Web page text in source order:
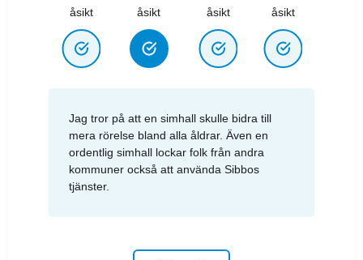
åsikt
åsikt
åsikt
åsikt
Jag tror på att en simhall skulle bidra till
mera rörelse bland alla åldrar. Även en
ordentlig simhall lockar folk från andra
kommuner också att använda Sibbos
tjänster.